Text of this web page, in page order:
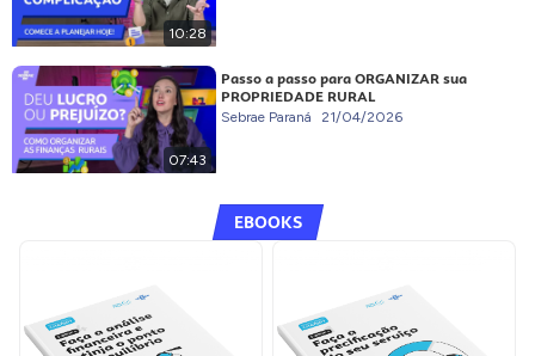
10:28
07:43
Passo a passo para ORGANIZAR sua
PROPRIEDADE RURAL
Sebrae Paraná 21/04/2026
EBOOKS